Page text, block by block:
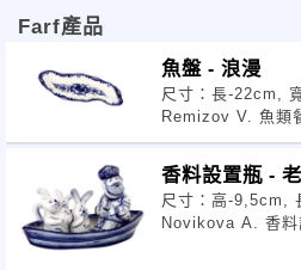
Farf產品
魚盤 - 浪漫
尺寸：長-22cm, 寬-
Remizov
香料設置瓶 -
尺寸：高-9,5cm, 長-